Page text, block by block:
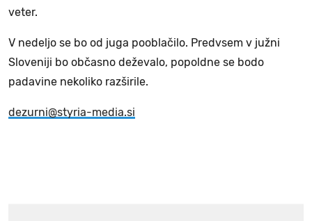
veter.
V nedeljo se bo od juga pooblačilo. Predvsem v južni
Sloveniji bo občasno deževalo, popoldne se bodo
padavine nekoliko razširile.
dezurni@styria-media.si